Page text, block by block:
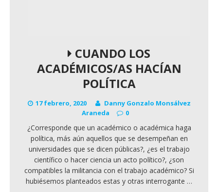
CUANDO LOS
ACADÉMICOS/AS HACÍAN
POLÍTICA
17 febrero, 2020
Danny Gonzalo Monsálvez
Araneda
0
¿Corresponde que un académico o académica haga
política, más aún aquellos que se desempeñan en
universidades que se dicen públicas?, ¿es el trabajo
científico o hacer ciencia un acto político?, ¿son
compatibles la militancia con el trabajo académico? Si
hubiésemos planteados estas y otras interrogante …